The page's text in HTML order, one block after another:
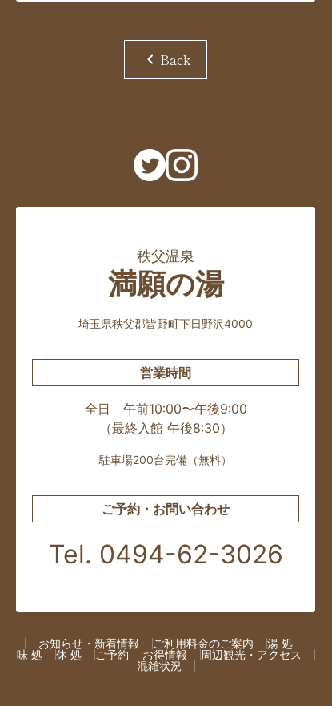
chevron_left Back
秩父温泉
満願の湯
埼玉県秩父郡皆野町下日野沢4000
営業時間
全日 午前10:00〜午後9:00
（最終入館 午後8:30）
駐車場200台完備（無料）
ご予約・お問い合わせ
Tel. 0494-62-3026
お知らせ・新着情報 ご利用料金のご案内
湯 処
味 処
休 処 ご予約 お得情報
周辺観光・アクセス
混雑状況